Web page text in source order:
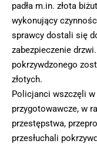
padła m.in. złota
wykonujący
sprawcy dostali się
zabezpieczenie
pokrzywdzonego
złotych.
Policjanci wszczęli
przygotowawcze, w
przestępstwa,
przesłuchali